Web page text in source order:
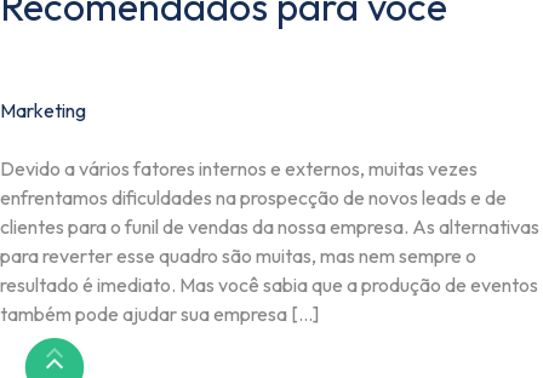
Marketing
Devido a vários fatores internos e externos, muitas vezes
enfrentamos dificuldades na prospecção de novos leads e de
clientes para o funil de vendas da nossa empresa. As alternativas
para reverter esse quadro são muitas, mas nem sempre o
resultado é imediato. Mas você sabia que a produção de eventos
também pode ajudar sua empresa […]